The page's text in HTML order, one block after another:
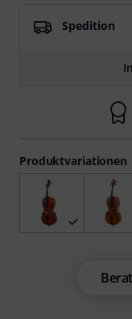
Produktvariationen
Spedition